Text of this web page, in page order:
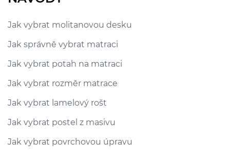
Jak vybrat molitanovou desku
Jak správně vybrat matraci
Jak vybrat potah na matraci
Jak vybrat rozměr matrace
Jak vybrat lamelový rošt
Jak vybrat postel z masivu
Jak vybrat povrchovou úpravu